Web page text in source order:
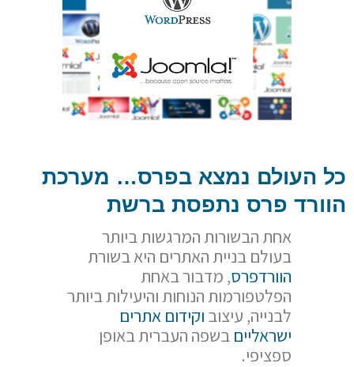
כל העולם נמצא בפרס… מערכת
הוורד פרס נתפסת ברשת
אחת הבשורות המרגשות ביותר
בעולם בניית האתרים היא בשורת
הוורדפרס, מדבור באחת
הפלטפורמות הנוחות והיעילות ביותר
לבנייה, עיצוב וקידום אתרים
ישראליים בשפה העברית באופן
ספציפי.